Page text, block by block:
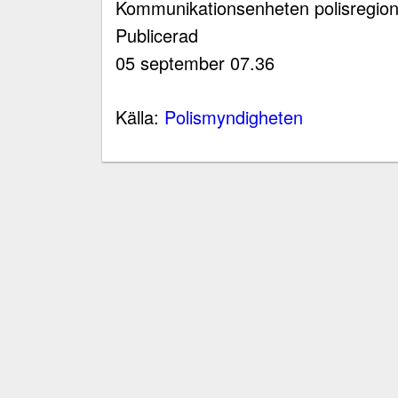
Kommunikationsenheten
Publicerad
05 september 07.36
Källa: Polismyndigheten